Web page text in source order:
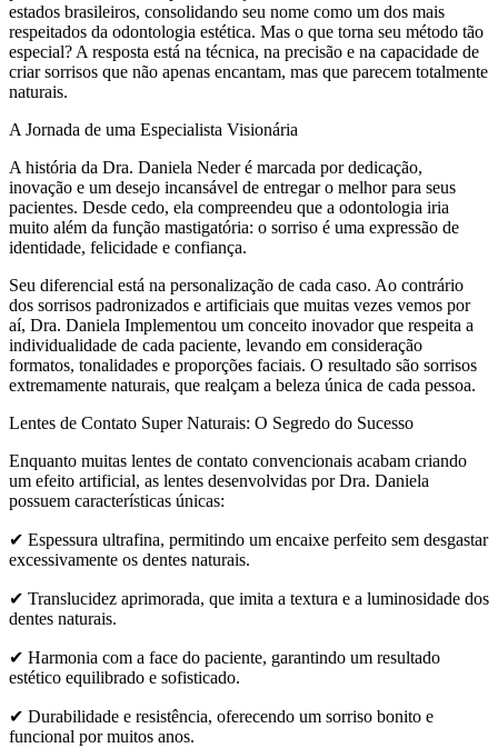
estados brasileiros, consolidando seu nome como um dos mais
respeitados da odontologia estética. Mas o que torna seu método tão
especial? A resposta está na técnica, na precisão e na capacidade de
criar sorrisos que não apenas encantam, mas que parecem totalmente
naturais.
A Jornada de uma Especialista Visionária
A história da Dra. Daniela Neder é marcada por dedicação,
inovação e um desejo incansável de entregar o melhor para seus
pacientes. Desde cedo, ela compreendeu que a odontologia iria
muito além da função mastigatória: o sorriso é uma expressão de
identidade, felicidade e confiança.
Seu diferencial está na personalização de cada caso. Ao contrário
dos sorrisos padronizados e artificiais que muitas vezes vemos por
aí, Dra. Daniela Implementou um conceito inovador que respeita a
individualidade de cada paciente, levando em consideração
formatos, tonalidades e proporções faciais. O resultado são sorrisos
extremamente naturais, que realçam a beleza única de cada pessoa.
Lentes de Contato Super Naturais: O Segredo do Sucesso
Enquanto muitas lentes de contato convencionais acabam criando
um efeito artificial, as lentes desenvolvidas por Dra. Daniela
possuem características únicas:
✔ Espessura ultrafina, permitindo um encaixe perfeito sem desgastar
excessivamente os dentes naturais.
✔ Translucidez aprimorada, que imita a textura e a luminosidade dos
dentes naturais.
✔ Harmonia com a face do paciente, garantindo um resultado
estético equilibrado e sofisticado.
✔ Durabilidade e resistência, oferecendo um sorriso bonito e
funcional por muitos anos.